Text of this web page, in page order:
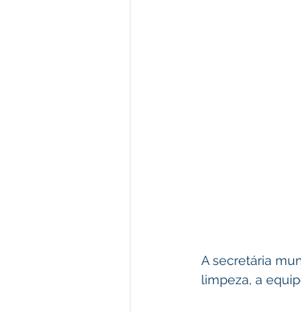
A secretária
limpeza, a